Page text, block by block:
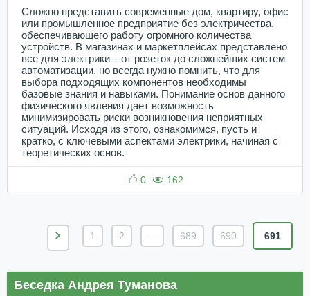
Сложно представить современные дом, квартиру, офис
или промышленное предприятие без электричества,
обеспечивающего работу огромного количества
устройств. В магазинах и маркетплейсах представлено
все для электрики – от розеток до сложнейших систем
автоматизации, но всегда нужно помнить, что для
выбора подходящих компонентов необходимы
базовые знания и навыками. Понимание основ данного
физического явления дает возможность
минимизировать риски возникновения неприятных
ситуаций. Исходя из этого, ознакомимся, пусть и
кратко, с ключевыми аспектами электрики, начиная с
теоретических основ.
0 162
1 2 ... 689 690 691
Беседка Андрея Туманова